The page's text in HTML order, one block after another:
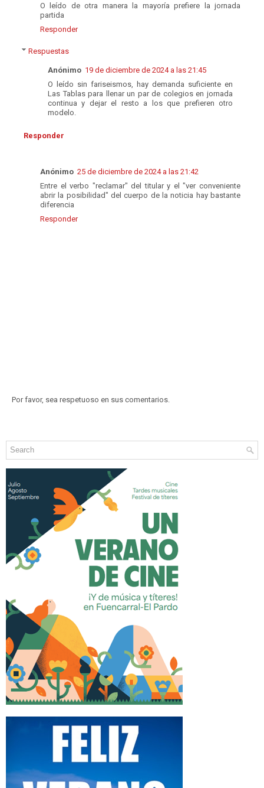
O leído de otra manera la mayoría prefiere la jornada
partida
Responder
Respuestas
Anónimo 19 de diciembre de 2024 a las 21:45
O leído sin fariseismos, hay demanda suficiente en
Las Tablas para llenar un par de colegios en jornada
continua y dejar el resto a los que prefieren otro
modelo.
Responder
Anónimo 25 de diciembre de 2024 a las 21:42
Entre el verbo "reclamar" del titular y el "ver conveniente
abrir la posibilidad" del cuerpo de la noticia hay bastante
diferencia
Responder
Por favor, sea respetuoso en sus comentarios.